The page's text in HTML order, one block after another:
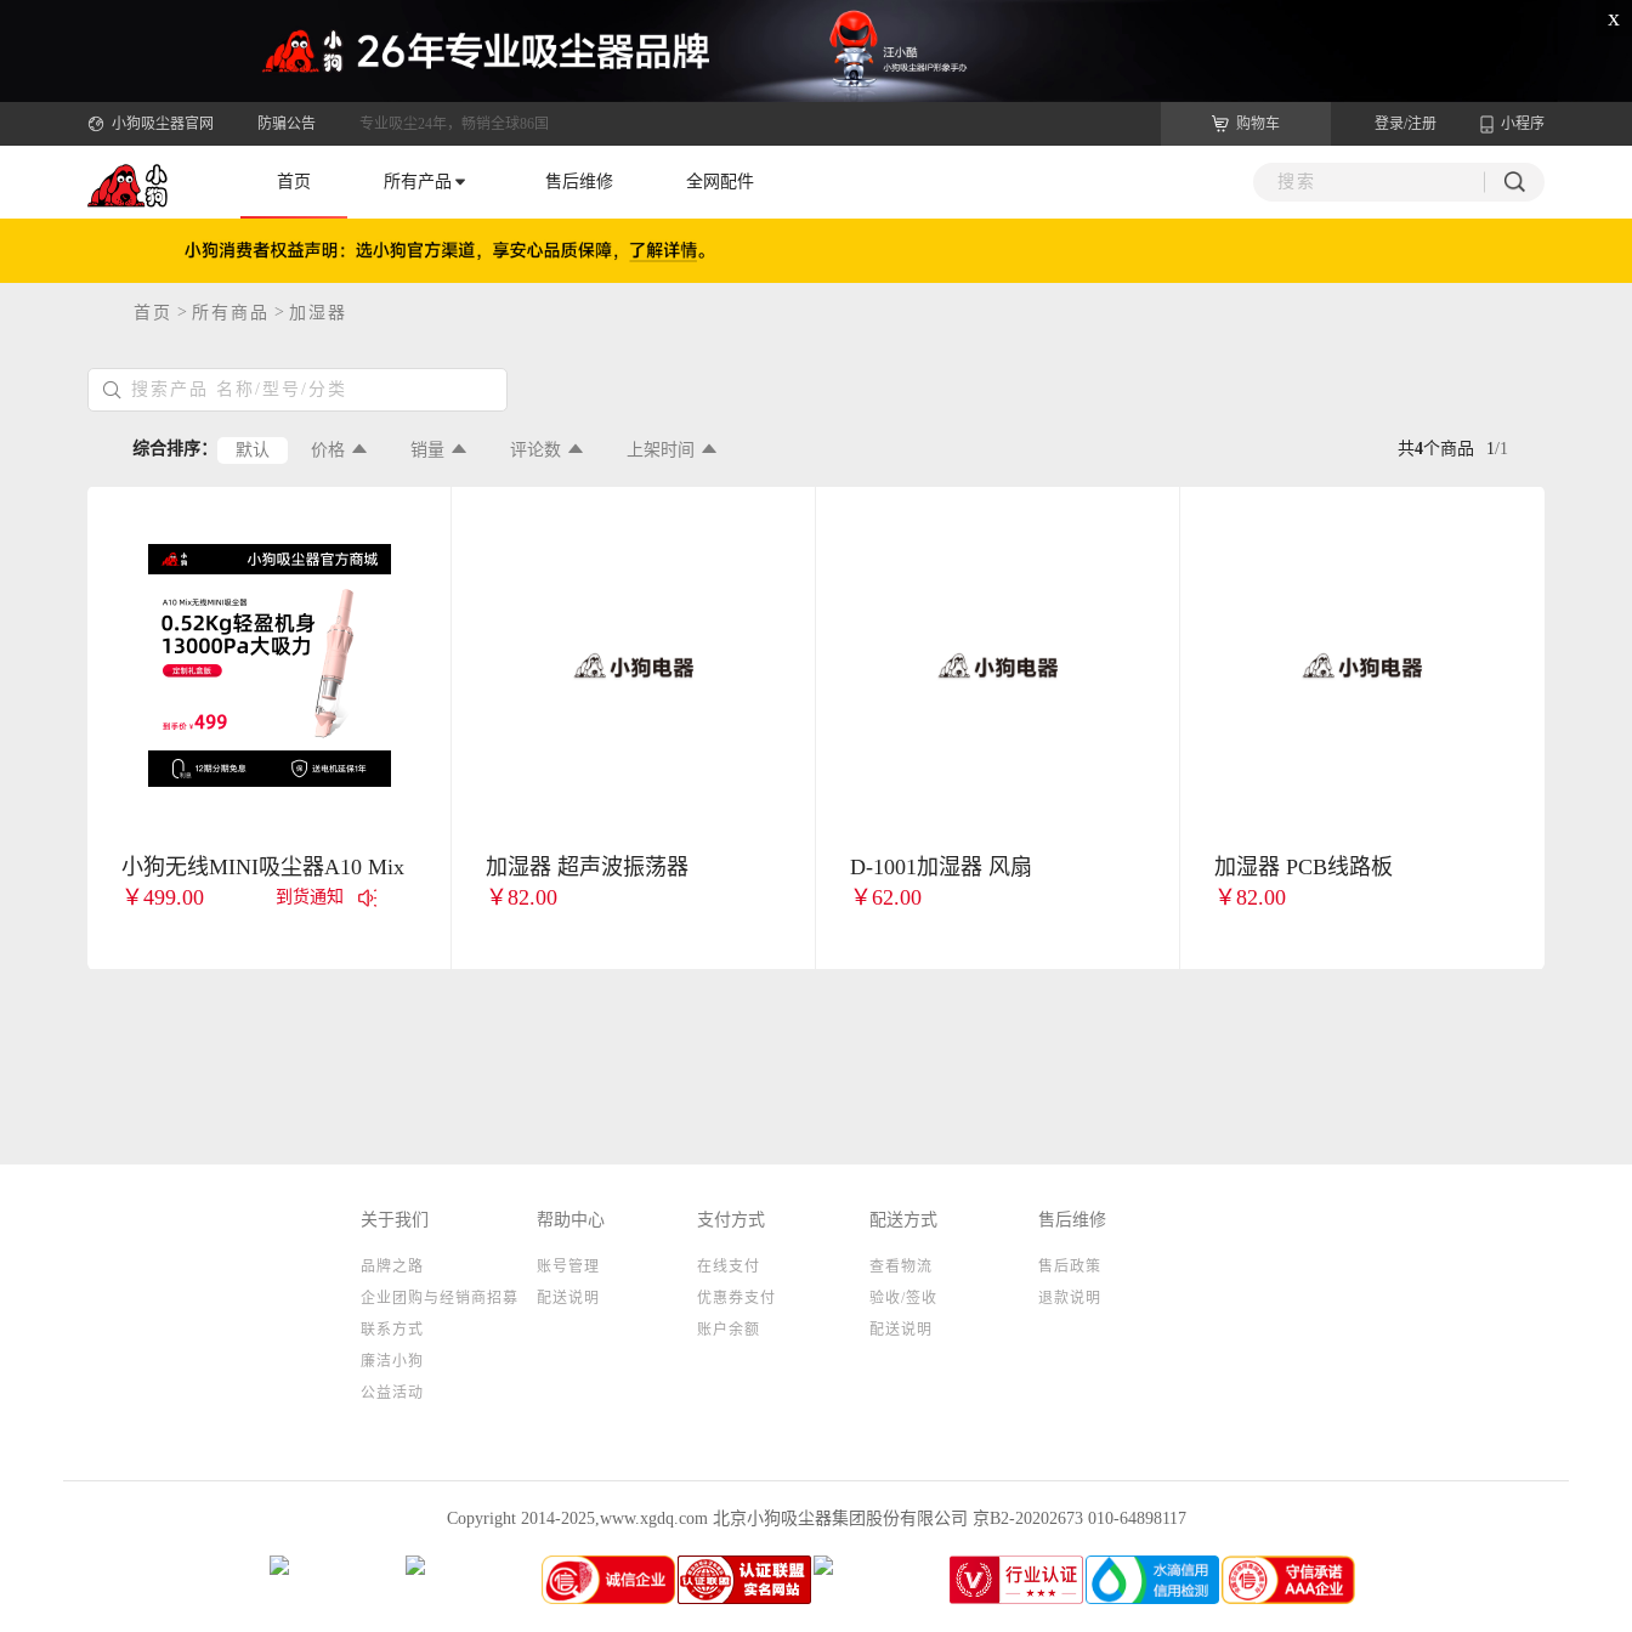
x
小狗吸尘器官网 防骗公告 专业吸尘24年，畅销全球86国 购物车 登录/注册 小程序
首页 所有产品 售后维修 全网配件
首页 > 所有商品 > 加湿器
综合排序： 默认 价格 销量 评论数 上架时间 共4个商品 1/1
小狗无线MINI吸尘器A10 Mix
￥499.00
到货通知
加湿器 超声波振荡器
￥82.00
D-1001加湿器 风扇
￥62.00
加湿器 PCB线路板
￥82.00
关于我们
品牌之路
企业团购与经销商招募
联系方式
廉洁小狗
公益活动
帮助中心
账号管理
配送说明
支付方式
在线支付
优惠券支付
账户余额
配送方式
查看物流
验收/签收
配送说明
售后维修
售后政策
退款说明
Copyright 2014-2025,www.xgdq.com 北京小狗吸尘器集团股份有限公司 京B2-20202673 010-64898117